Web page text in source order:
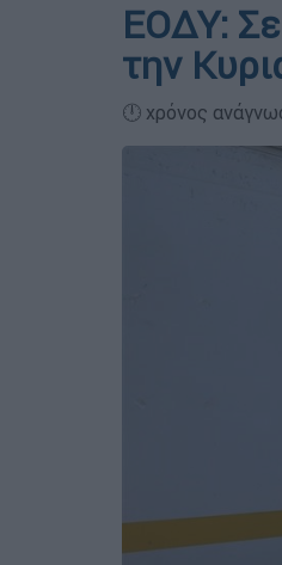
ΕΟΔΥ: Σε
την
🕛 χρόνος